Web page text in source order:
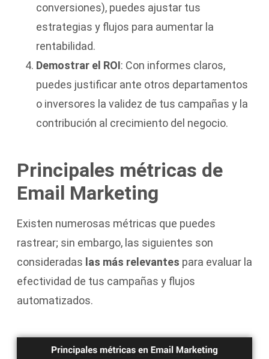
conversiones), puedes ajustar tus
estrategias y flujos para aumentar la
rentabilidad.
Demostrar el ROI: Con informes claros,
puedes justificar ante otros departamentos
o inversores la validez de tus campañas y la
contribución al crecimiento del negocio.
Principales métricas de
Email Marketing
Existen numerosas métricas que puedes
rastrear; sin embargo, las siguientes son
consideradas las más relevantes para evaluar la
efectividad de tus campañas y flujos
automatizados.